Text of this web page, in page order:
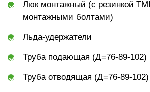
Люк монтажный (с резинкой
монтажными болтами)
Льда-удержатели
Труба подающая (Д=76-89-102)
Труба отводящая (Д=76-89-102)